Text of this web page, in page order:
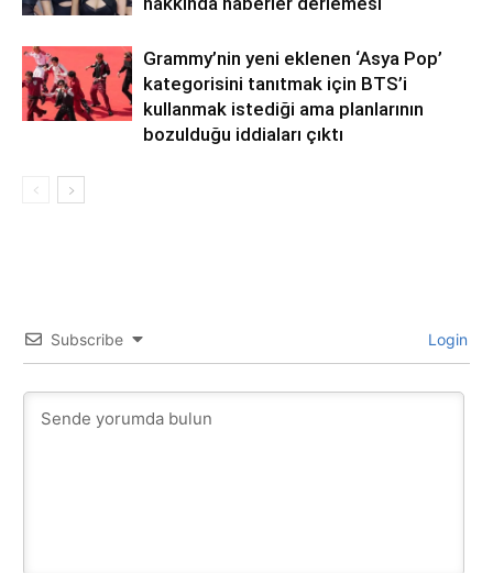
Grammy’nin yeni eklenen ‘Asya Pop’
kategorisini tanıtmak için BTS’i
kullanmak istediği ama planlarının
bozulduğu iddiaları çıktı
Subscribe Login